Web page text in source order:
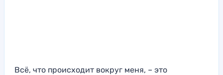
Всё, что происходит вокруг меня, – это